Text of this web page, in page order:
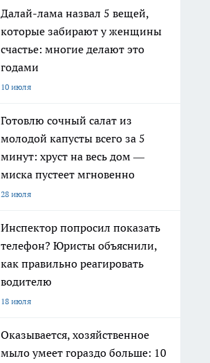
Далай-лама назвал 5 вещей,
которые забирают у женщины
счастье: многие делают это
годами
10 июля
Готовлю сочный салат из
молодой капусты всего за 5
минут: хруст на весь дом —
миска пустеет мгновенно
28 июля
Инспектор попросил показать
телефон? Юристы объяснили,
как правильно реагировать
водителю
18 июля
Оказывается, хозяйственное
мыло умеет гораздо больше: 10